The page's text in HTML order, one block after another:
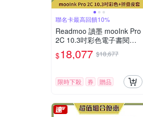
聯名卡最高回饋10%
Readmoo 讀墨 mooInk Pro
2C 10.3吋彩色電子書閱讀
器平板+10.3吋折疊皮套 (組
合)
$18,077 $18,677
限時下殺 券 贈品